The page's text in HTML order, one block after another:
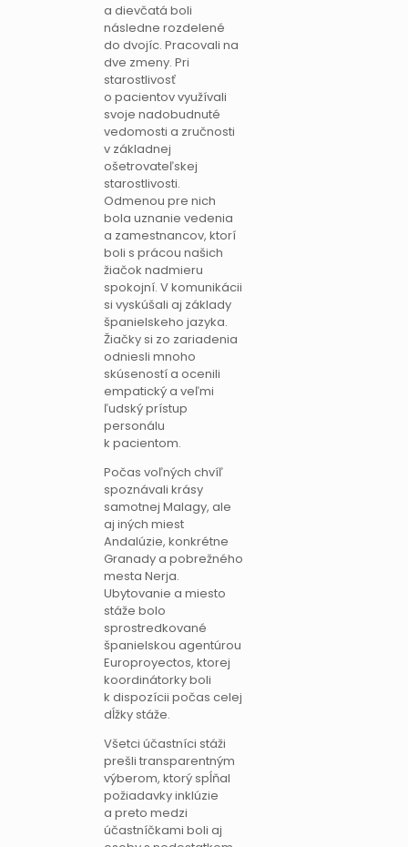
a dievčatá boli
následne rozdelené
do dvojíc. Pracovali na
dve zmeny. Pri
starostlivosť
o pacientov využívali
svoje nadobudnuté
vedomosti a zručnosti
v základnej
ošetrovateľskej
starostlivosti.
Odmenou pre nich
bola uznanie vedenia
a zamestnancov, ktorí
boli s prácou našich
žiačok nadmieru
spokojní. V komunikácii
si vyskúšali aj základy
španielskeho jazyka.
Žiačky si zo zariadenia
odniesli mnoho
skúseností a ocenili
empatický a veľmi
ľudský prístup
personálu
k pacientom.
Počas voľných chvíľ
spoznávali krásy
samotnej Malagy, ale
aj iných miest
Andalúzie, konkrétne
Granady a pobrežného
mesta Nerja.
Ubytovanie a miesto
stáže bolo
sprostredkované
španielskou agentúrou
Europroyectos, ktorej
koordinátorky boli
k dispozícii počas celej
dĺžky stáže.
Všetci účastníci stáži
prešli transparentným
výberom, ktorý spĺňal
požiadavky inklúzie
a preto medzi
účastníčkami boli aj